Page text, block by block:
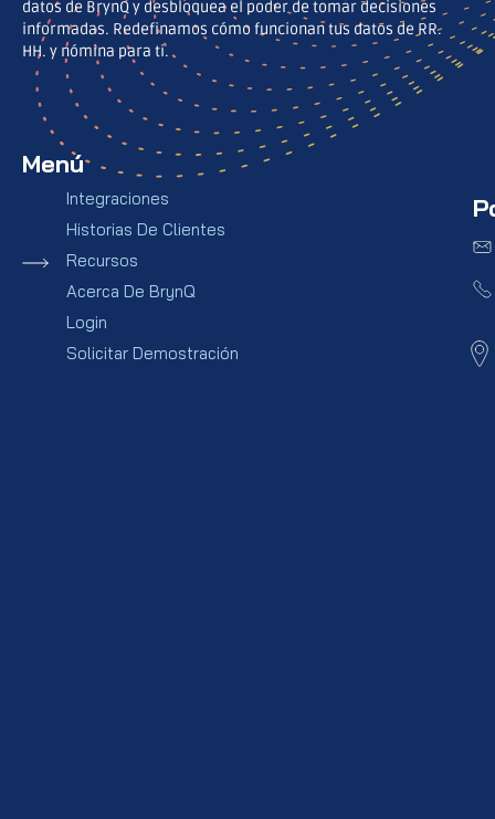
datos de BrynQ y desbloquea el poder de tomar decisiones
informadas. Redefinamos cómo funcionan tus datos de RR.
HH. y nómina para ti.
Menú
Integraciones
Historias De Clientes
Recursos
Acerca De BrynQ
Login
Solicitar Demostración